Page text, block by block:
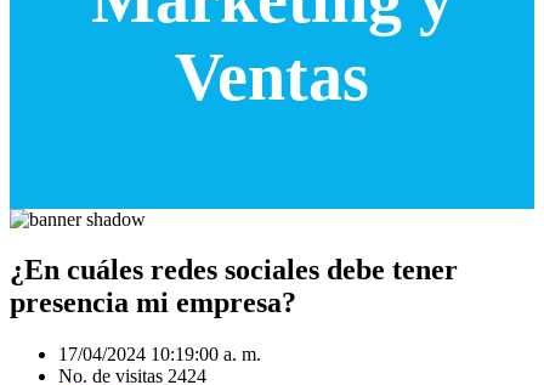
Ventas
¿En cuáles redes sociales debe tener
presencia mi empresa?
17/04/2024 10:19:00 a. m.
No. de visitas 2424